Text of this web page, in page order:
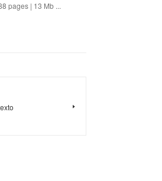
pages | 13 Mb ...